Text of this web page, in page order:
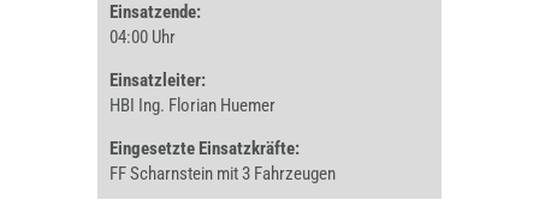
Einsatzende:
04:00 Uhr
Einsatzleiter:
HBI Ing. Florian Huemer
Eingesetzte Einsatzkräfte:
FF Scharnstein mit 3 Fahrzeugen